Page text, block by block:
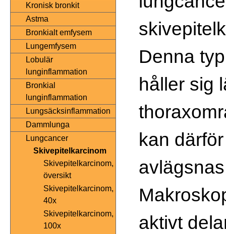
Kronisk bronkit
Astma
Bronkialt emfysem
Lungemfysem
Lobulär
lunginflammation
Bronkial
lunginflammation
Lungsäcksinflammation
Dammlunga
Lungcancer
Skivepitelkarcinom
Skivepitelkarcinom,
översikt
Skivepitelkarcinom,
40x
Skivepitelkarcinom,
100x
Denna
håller sig
kan
aktivt